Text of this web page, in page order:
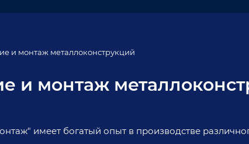
и монтаж металлоконструкций
и монтаж
имеет богатый опыт в производстве